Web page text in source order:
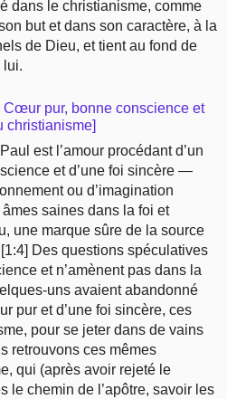
dans le christianisme, comme
but et dans son caractère, à la
de Dieu, et tient au fond de
lui.
pur, bonne conscience et
christianisme]
est l’amour procédant d’un
et d’une foi sincère —
ou d’imagination
saines dans la foi et
une marque sûre de la source
Des questions spéculatives
et n’amènent pas dans la
uns avaient abandonné
pur et d’une foi sincère, ces
pour se jeter dans de vains
retrouvons ces mêmes
qui (après avoir rejeté le
le chemin de l’apôtre, savoir les